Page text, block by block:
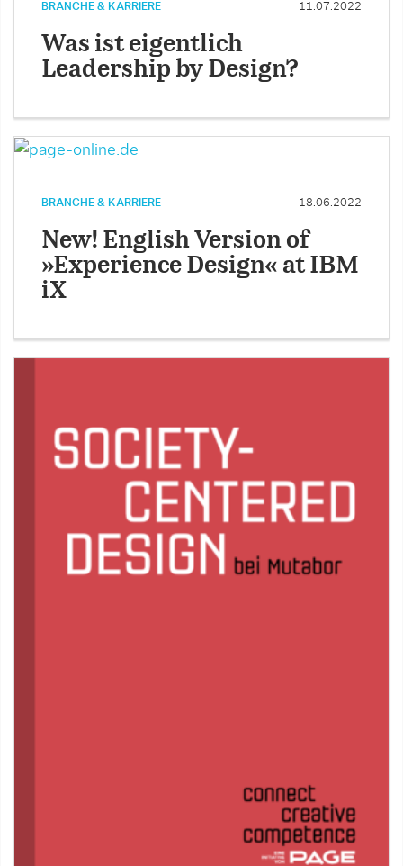
BRANCHE & KARRIERE 11.07.2022
Was ist eigentlich
Leadership by Design?
BRANCHE & KARRIERE 18.06.2022
New! English Version of
»Experience Design« at IBM
iX